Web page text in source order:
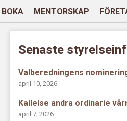
BOKA MENTORSKAP
Senaste
Valberedningens
april 10, 2026
Kallelse andra ordinarie
april 7, 2026